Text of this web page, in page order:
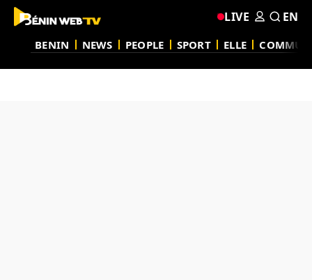
BENIN NEWS PEOPLE SPORT ELLE
LIVE EN